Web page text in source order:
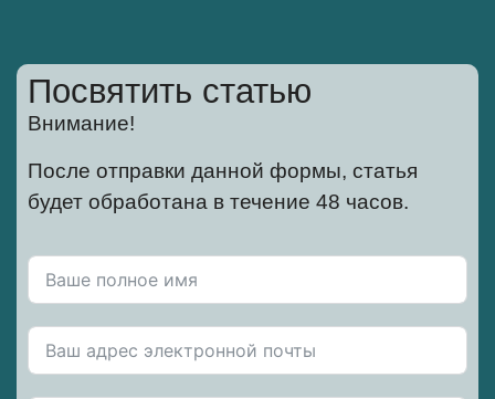
Посвятить статью
Внимание!
После отправки данной формы, статья
будет обработана в течение 48 часов.